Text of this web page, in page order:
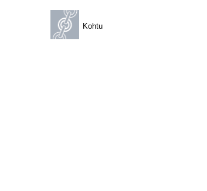
Kohtu